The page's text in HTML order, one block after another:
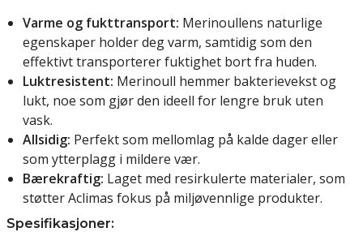
Varme og fukttransport: Merinoullens naturlige
egenskaper holder deg varm, samtidig som den
effektivt transporterer fuktighet bort fra huden.
Luktresistent: Merinoull hemmer bakterievekst og
lukt, noe som gjør den ideell for lengre bruk uten
vask.
Allsidig: Perfekt som mellomlag på kalde dager eller
som ytterplagg i mildere vær.
Bærekraftig: Laget med resirkulerte materialer, som
støtter Aclimas fokus på miljøvennlige produkter.
Spesifikasjoner: